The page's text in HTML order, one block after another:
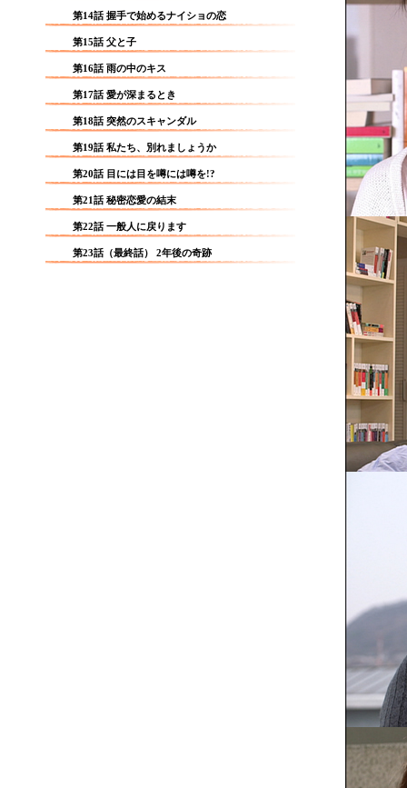
第14話 握手で始めるナイショの恋
第15話 父と子
第16話 雨の中のキス
第17話 愛が深まるとき
第18話 突然のスキャンダル
第19話 私たち、別れましょうか
第20話 目には目を噂には噂を!?
第21話 秘密恋愛の結末
第22話 一般人に戻ります
第23話（最終話） 2年後の奇跡